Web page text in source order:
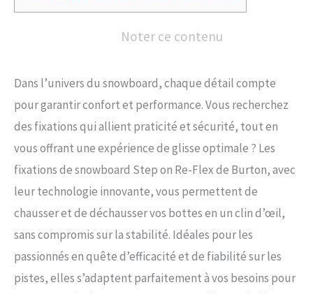
Noter ce contenu
Dans l’univers du snowboard, chaque détail compte
pour garantir confort et performance. Vous recherchez
des fixations qui allient praticité et sécurité, tout en
vous offrant une expérience de glisse optimale ? Les
fixations de snowboard Step on Re-Flex de Burton, avec
leur technologie innovante, vous permettent de
chausser et de déchausser vos bottes en un clin d’œil,
sans compromis sur la stabilité. Idéales pour les
passionnés en quête d’efficacité et de fiabilité sur les
pistes, elles s’adaptent parfaitement à vos besoins pour